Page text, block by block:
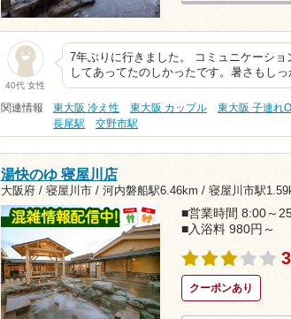
40代 女性
7年ぶりに行きました。 コミュニケーシ
してあってたのしかったです。暑さもし
関連情報 東大阪 冷え性 東大阪 カップル 東大阪 子連れ
長尾駅
交野市駅
湯快のゆ 寝屋川店
大阪府 / 寝屋川市 / 河内磐船駅6.46km / 寝屋川市駅
■営業時間 8:00～
■入浴料 980円～
クーポンあり